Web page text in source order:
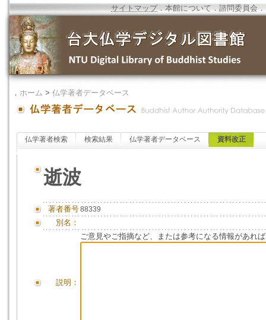
サイトマップ．本館について ．諮問委員会 ．
． ホーム > 仏学著者データベース
仏学著者検索 検索結果 仏学著者データベース 資料改正
逝波
著者番号88339
別名：
説明：
ご意見やご指摘など、または参考になる情報があれ